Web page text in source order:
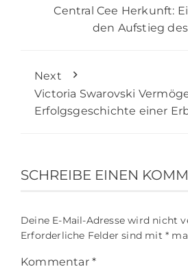
Central Cee Herkunft:
den Aufstieg
Next
Victoria Swarovski
Erfolgsgeschichte einer
SCHREIBE EINEN
Deine E-Mail-Adresse wird nicht
Erforderliche Felder sind mit *
Kommentar *